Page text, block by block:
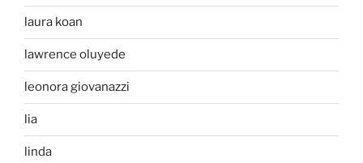
laura koan
lawrence oluyede
leonora giovanazzi
lia
linda